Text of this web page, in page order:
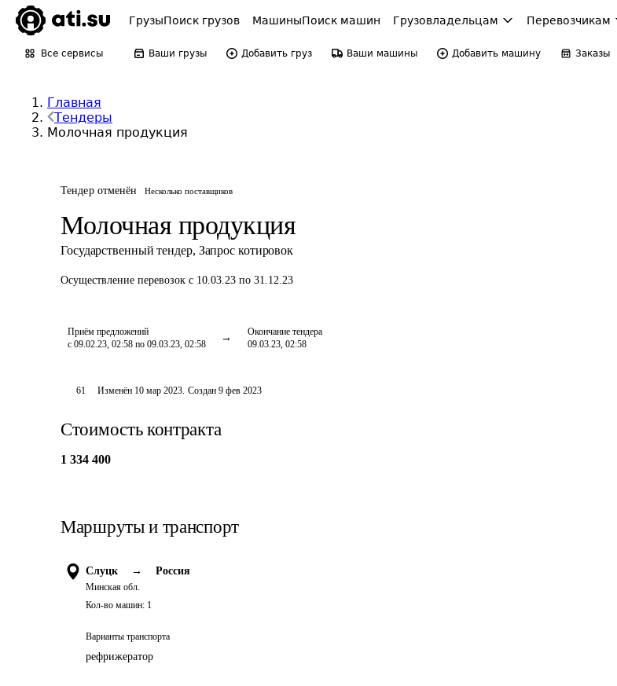
ГрузыПоиск грузов МашиныПоиск машин Грузовладельцам Перевозчикам
Все сервисы Ваши грузы Добавить груз Ваши машины Добавить машину Заказы
Главная
Тендеры
Молочная продукция
Тендер отменён Несколько поставщиков
Молочная продукция
Государственный тендер, Запрос котировок
Осуществление перевозок с 10.03.23 по 31.12.23
Приём предложений
с 09.02.23, 02:58 по 09.03.23, 02:58
Окончание тендера
09.03.23, 02:58
61 Изменён 10 мар 2023. Создан 9 фев 2023
Стоимость контракта
1 334 400
Маршруты и транспорт
Слуцк →
Минская обл.
Россия
Кол-во машин: 1
Варианты транспорта
рефрижератор